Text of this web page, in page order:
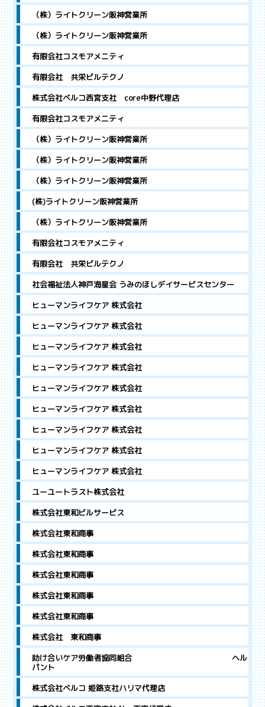
（株）ライトクリーン阪神営業所
（株）ライトクリーン阪神営業所
有限会社コスモアメニティ
有限会社 共栄ビルテクノ
株式会社ベルコ西宮支社 core中野代理店
有限会社コスモアメニティ
（株）ライトクリーン阪神営業所
（株）ライトクリーン阪神営業所
（株）ライトクリーン阪神営業所
(株)ライトクリーン阪神営業所
（株）ライトクリーン阪神営業所
有限会社コスモアメニティ
有限会社 共栄ビルテクノ
社会福祉法人神戸海星会 うみのほしデイサービスセンター
ヒューマンライフケア 株式会社
ヒューマンライフケア 株式会社
ヒューマンライフケア 株式会社
ヒューマンライフケア 株式会社
ヒューマンライフケア 株式会社
ヒューマンライフケア 株式会社
ヒューマンライフケア 株式会社
ヒューマンライフケア 株式会社
ヒューマンライフケア 株式会社
ユーユートラスト株式会社
株式会社東和ビルサービス
株式会社東和商事
株式会社東和商事
株式会社東和商事
株式会社東和商事
株式会社東和商事
株式会社 東和商事
助け合いケア労働者協同組合 ヘル
パント
株式会社ベルコ 姫路支社ハリマ代理店